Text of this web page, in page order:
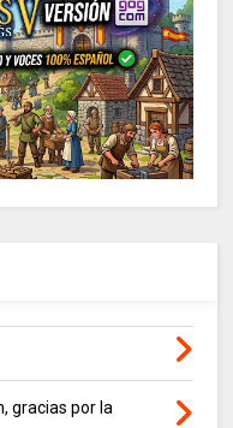
gracias por la